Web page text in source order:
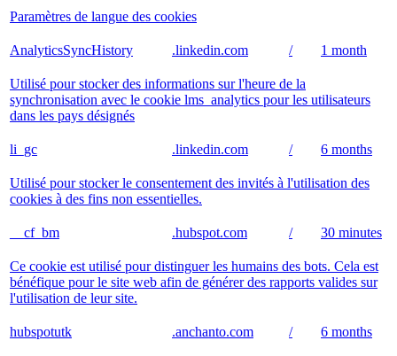
Paramètres de langue des cookies
AnalyticsSyncHistory .linkedin.com / 1 month
Utilisé pour stocker des informations sur l'heure de la
synchronisation avec le cookie lms_analytics pour les utilisateurs
dans les pays désignés
li_gc .linkedin.com / 6 months
Utilisé pour stocker le consentement des invités à l'utilisation des
cookies à des fins non essentielles.
__cf_bm .hubspot.com / 30 minutes
Ce cookie est utilisé pour distinguer les humains des bots. Cela est
bénéfique pour le site web afin de générer des rapports valides sur
l'utilisation de leur site.
hubspotutk .anchanto.com / 6 months